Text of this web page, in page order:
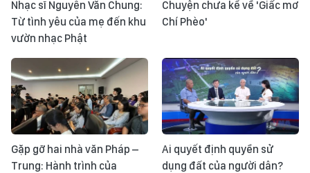
Nhạc sĩ Nguyễn Văn Chung:
Từ tình yêu của mẹ đến khu
vườn nhạc Phật
Chuyện chưa kể về 'Giấc mơ
Chí Phèo'
Gặp gỡ hai nhà văn Pháp –
Trung: Hành trình của
Ai quyết định quyền sử
dụng đất của người dân?